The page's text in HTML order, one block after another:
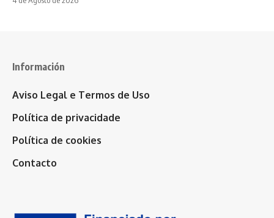
Información
Aviso Legal e Termos de Uso
Política de privacidade
Política de cookies
Contacto